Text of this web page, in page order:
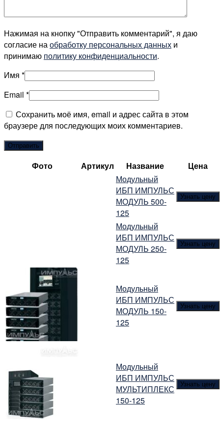
Нажимая на кнопку "Отправить комментарий", я даю
согласие наобработку персональных данных и
принимаю политику конфиденциальности.
Имя *
Email *
Сохранить моё имя, email и адрес сайта в этом
браузере для последующих моих комментариев.
Фото Артикул Название
Цена
Модульный
ИБП ИМПУЛЬС
МОДУЛЬ 500-
125
Узнать цену
Модульный
ИБП ИМПУЛЬС
МОДУЛЬ 250-
125
Узнать цену
Модульный
ИБП ИМПУЛЬС
МОДУЛЬ 150-
125
Узнать цену
Модульный
ИБП ИМПУЛЬС
МУЛЬТИПЛЕКС
150-125
Узнать цену